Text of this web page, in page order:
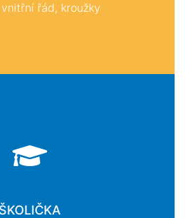
řád, kroužky
ŠKOLIČKA